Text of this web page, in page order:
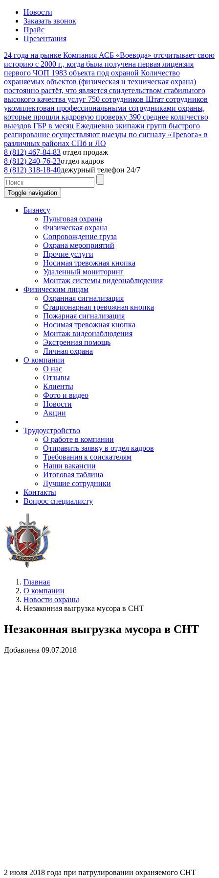
Новости
Заказать звонок
Прайс
Презентация
24 года на рынке Компания АСБ «Воевода» отсчитывает свою
историю с 2000 г., когда была получена первая лицензия
первого ЧОП 1983 объекта под охраной Количество
охраняемых объектов (физическая и техническая охрана)
постоянно растёт, что является свидетельством стабильного
высокого качества услуг 750 сотрудников Штат сотрудников
укомплектован профессиональными сотрудниками охраны,
которые прошли кадровую проверку 390 среднее количество
выездов ГБР в месяц Ежедневно экипажи групп быстрого
реагирование осуществляют выезды по сигналу «Тревога» в
различных районах СПб и ЛО
8 (812) 467-84-83 отдел продаж
8 (812) 240-76-23отдел кадров
8 (812) 318-18-40дежурный телефон 24/7
Toggle navigation
Бизнесу
Пультовая охрана
Физическая охрана
Сопровождение груза
Охрана мероприятий
Прочие услуги
Носимая тревожная кнопка
Удаленный мониторинг
Монтаж системы видеонаблюдения
Физическим лицам
Охранная сигнализация
Стационарная тревожная кнопка
Пожарная сигнализация
Носимая тревожная кнопка
Монтаж видеонаблюдения
Экстренная помощь
Личная охрана
О компании
О нас
Отзывы
Клиенты
Фото и видео
Новости
Акции
Трудоустройство
О работе в компании
Отправить заявку в отдел кадров
Требования к соискателям
Наши вакансии
Итоговая таблица
Лучшие сотрудники
Контакты
Вопрос специалисту
Главная
О компании
Новости охраны
Незаконная выгрузка мусора в СНТ
Незаконная выгрузка мусора в СНТ
Добавлена 09.07.2018
2 июля 2018 года при патрулировании охраняемого СНТ